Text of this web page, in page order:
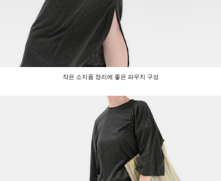
작은 소지품 정리에 좋은 파우치 구성